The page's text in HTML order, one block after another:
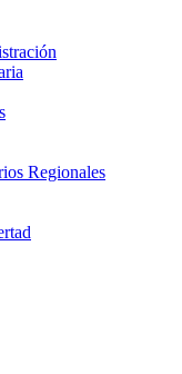
Regionales